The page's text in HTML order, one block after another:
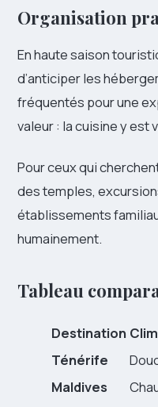
Organisation
En haute saison
d’anticiper les
fréquentés pour une
valeur : la cuisine y est
Pour ceux qui
des temples,
établissements
humainement.
Tableau
Destination
Ténérife
Maldives